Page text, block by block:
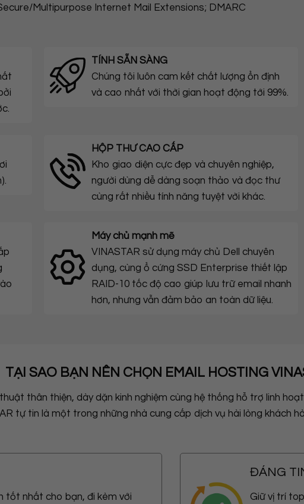
Multipurpose Internet Mail Extensions; DMARC
TÍNH SẴN SÀNG
Chúng tôi luôn cam kết chất lượng ổn định
và cao nhất với thời gian hoạt động tới 99%.
HỘP THƯ CAO CẤP
Kho giao diện cực đẹp và chuyên nghiệp,
người dùng dễ dàng soạn thảo và đọc thư
cùng rất nhiều tính năng tuyệt vời khác.
Máy chủ mạnh mẽ
VINASTAR sử dụng máy chủ Dell chuyên
dụng, cùng ổ cứng SSD Enterprise thiết lập
RAID-10 tốc độ cao giúp lưu trữ email nhanh
hơn, nhưng vẫn đảm bảo an toàn dữ liệu.
TẠI SAO BẠN NÊN CHỌN EMAIL HOSTING
thân thiện, dày dặn kinh nghiệm cùng hệ thống hỗ trợ linh
tự tin là một trong những nhà cung cấp dịch vụ hài lòng khách
tốt nhất cho bạn, đi kèm với
ĐÁNG
Giữ vị trí